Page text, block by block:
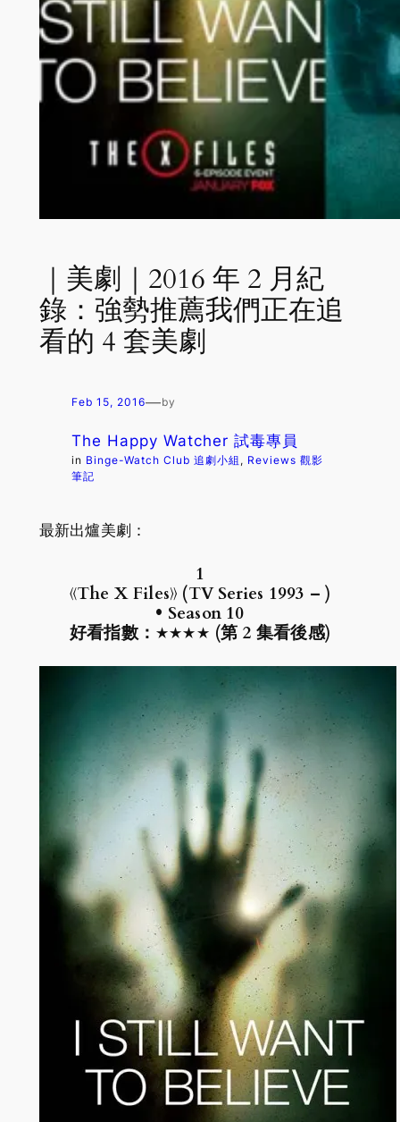
｜美劇｜2016 年 2 月紀
錄：強勢推薦我們正在追
看的 4 套美劇
Feb 15, 2016—by
The Happy Watcher 試毒專員
in Binge-Watch Club 追劇小組 , Reviews 觀影
筆記
最新出爐美劇：
1
《The X Files》 (TV Series 1993 – )
• Season 10
好看指數：★★★★ (第 2 集看後感)